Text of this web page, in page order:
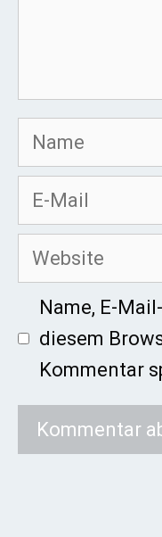
Name
E-
Mail
Website
Name, E-
diesem
Kommentar